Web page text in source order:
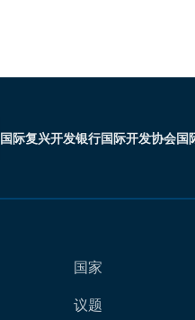
国际复兴开发银行国际开发协会国
国家
议题